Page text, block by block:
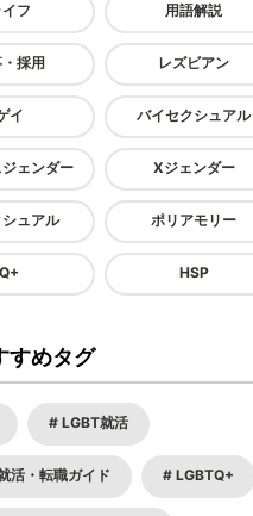
イフ 用語解説
採用 レズビアン
イ バイセクシュアル
ジェンダー Xジェンダー
ュアル ポリアモリー
Q+ HSP
すめタグ
LGBT就活
活・転職ガイド LGBTQ+